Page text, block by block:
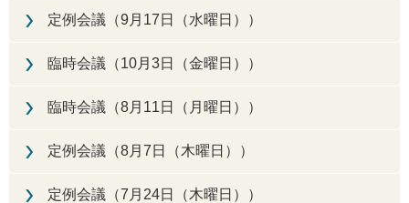
定例会議（9月17日（水曜日））
臨時会議（10月3日（金曜日））
臨時会議（8月11日（月曜日））
定例会議（8月7日（木曜日））
定例会議（7月24日（木曜日））